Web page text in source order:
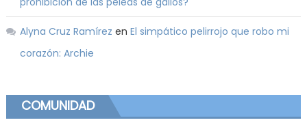
Alyna Cruz Ramírez en El simpático pelirrojo que robo mi
corazón: Archie
COMUNIDAD